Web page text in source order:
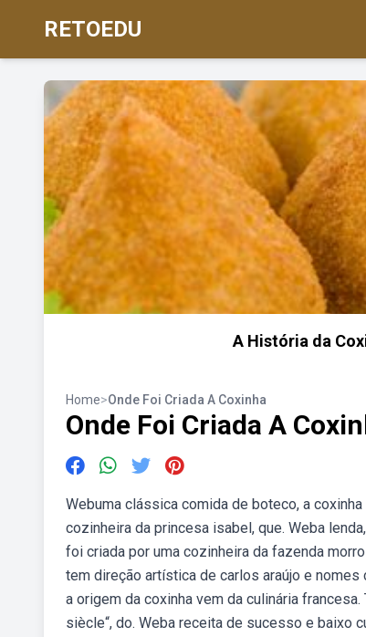
RETOEDU
A História da
Home>Onde Foi Criada A Coxinha
Onde Foi Criada A
Webuma clássica comida de boteco, a
cozinheira da princesa isabel, que. Weba
foi criada por uma cozinheira da fazenda
tem direção artística de carlos araújo e nomes
a origem da coxinha vem da culinária
siècle“, do. Weba receita de sucesso e baixo